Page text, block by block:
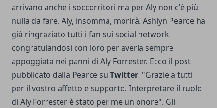
arrivano anche i soccorritori ma per Aly non c'è più
nulla da fare. Aly, insomma, morirà. Ashlyn Pearce ha
già ringraziato tutti i fan sui social network,
congratulandosi con loro per averla sempre
appoggiata nei panni di Aly Forrester. Ecco il post
pubblicato dalla Pearce su Twitter: "Grazie a tutti
per il vostro affetto e supporto. Interpretare il ruolo
di Aly Forrester è stato per me un onore". Gli